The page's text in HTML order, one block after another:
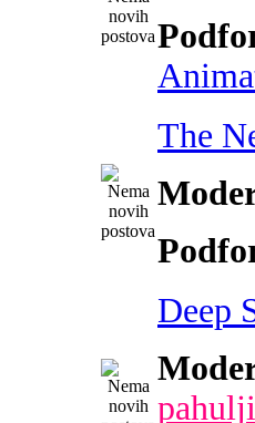
The
Deep